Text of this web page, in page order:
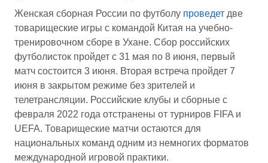
Женская сборная России по футболу проведет две
товарищеские игры с командой Китая на учебно-
тренировочном сборе в Ухане. Сбор российских
футболисток пройдет с 31 мая по 8 июня, первый
матч состоится 3 июня. Вторая встреча пройдет 7
июня в закрытом режиме без зрителей и
телетрансляции. Российские клубы и сборные с
февраля 2022 года отстранены от турниров FIFA и
UEFA. Товарищеские матчи остаются для
национальных команд одним из немногих форматов
международной игровой практики.